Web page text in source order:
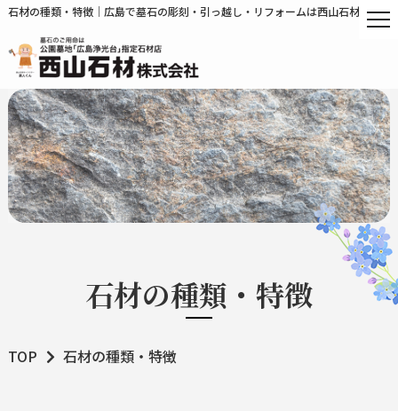
石材の種類・特徴｜広島で墓石の彫刻・引っ越し・リフォームは西山石材
石材の種類・特徴
TOP 石材の種類・特徴